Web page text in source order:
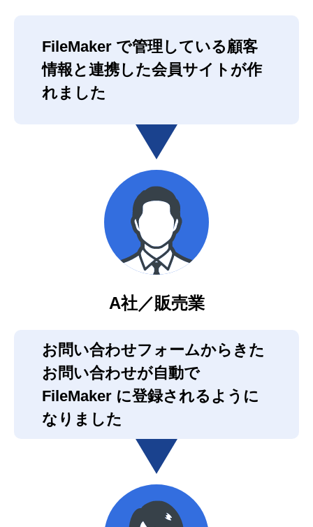
FileMaker で管理している顧客
情報と連携した会員サイトが作
れました
A社／販売業
お問い合わせフォームからきた
お問い合わせが自動で
FileMaker に登録されるように
なりました